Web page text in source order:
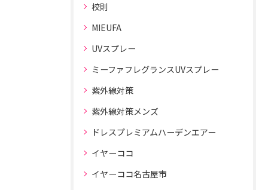
校則
MIEUFA
UVスプレー
ミーファフレグランスUVスプレー
紫外線対策
紫外線対策メンズ
ドレスプレミアムハーデンエアー
イヤーココ
イヤーココ名古屋市